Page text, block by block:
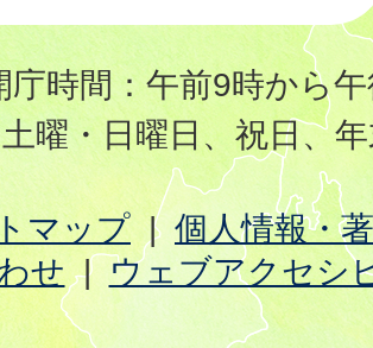
庁時間：午前9時から
曜・日曜日、祝日、
マップ
個人情報・
せ
ウェブアクセシ